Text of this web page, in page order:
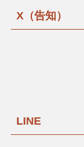
X（告知）
LINE